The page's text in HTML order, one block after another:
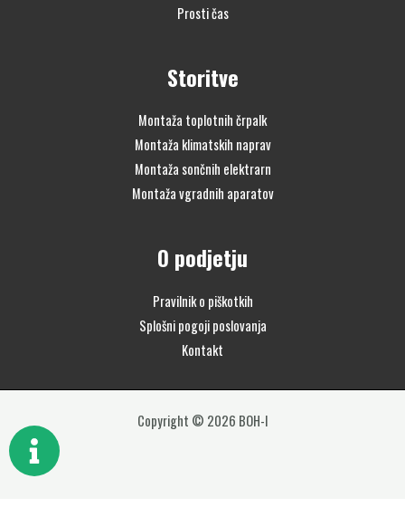
Prosti čas
Storitve
Montaža toplotnih črpalk
Montaža klimatskih naprav
Montaža sončnih elektrarn
Montaža vgradnih aparatov
O podjetju
Pravilnik o piškotkih
Splošni pogoji poslovanja
Kontakt
Copyright © 2026 BOH-I